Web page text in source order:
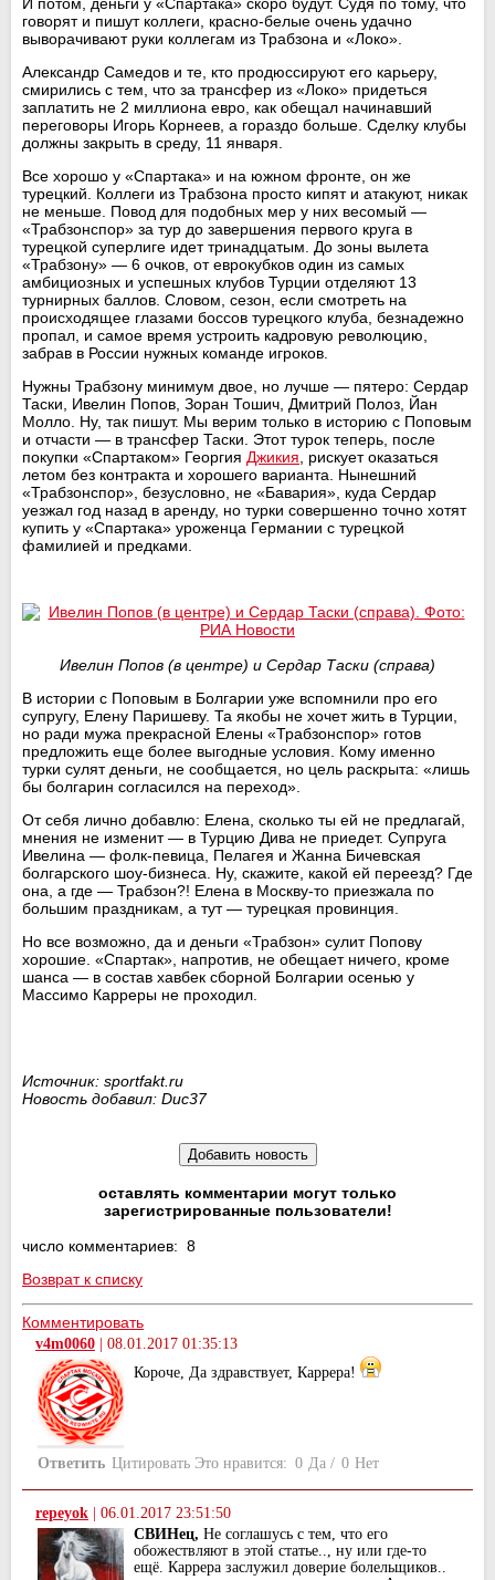
говорят и пишут коллеги, красно-белые очень удачно
выворачивают руки коллегам из Трабзона и «Локо».
Александр Самедов и те, кто продюссируют его карьеру,
смирились с тем, что за трансфер из «Локо» придеться
заплатить не 2 миллиона евро, как обещал начинавший
переговоры Игорь Корнеев, а гораздо больше. Сделку клубы
должны закрыть в среду, 11 января.
Все хорошо у «Спартака» и на южном фронте, он же
турецкий. Коллеги из Трабзона просто кипят и атакуют, никак
не меньше. Повод для подобных мер у них весомый —
«Трабзонспор» за тур до завершения первого круга в
турецкой суперлиге идет тринадцатым. До зоны вылета
«Трабзону» — 6 очков, от еврокубков один из самых
амбициозных и успешных клубов Турции отделяют 13
турнирных баллов. Словом, сезон, если смотреть на
происходящее глазами боссов турецкого клуба, безнадежно
пропал, и самое время устроить кадровую революцию,
забрав в России нужных команде игроков.
Нужны Трабзону минимум двое, но лучше — пятеро: Сердар
Таски, Ивелин Попов, Зоран Тошич, Дмитрий Полоз, Йан
Молло. Ну, так пишут. Мы верим только в историю с Поповым
и отчасти — в трансфер Таски. Этот турок теперь, после
покупки «Спартаком» Георгия Джикия , рискует оказаться
летом без контракта и хорошего варианта. Нынешний
«Трабзонспор», безусловно, не «Бавария», куда Сердар
уезжал год назад в аренду, но турки совершенно точно хотят
купить у «Спартака» уроженца Германии с турецкой
фамилией и предками.
Ивелин Попов (в центре) и Сердар Таски (справа)
В истории с Поповым в Болгарии уже вспомнили про его
супругу, Елену Паришеву. Та якобы не хочет жить в Турции,
но ради мужа прекрасной Елены «Трабзонспор» готов
предложить еще более выгодные условия. Кому именно
турки сулят деньги, не сообщается, но цель раскрыта: «лишь
бы болгарин согласился на переход».
От себя лично добавлю: Елена, сколько ты ей не предлагай,
мнения не изменит — в Турцию Дива не приедет. Супруга
Ивелина — фолк-певица, Пелагея и Жанна Бичевская
болгарского шоу-бизнеса. Ну, скажите, какой ей переезд? Где
она, а где — Трабзон?! Елена в Москву-то приезжала по
большим праздникам, а тут — турецкая провинция.
Но все возможно, да и деньги «Трабзон» сулит Попову
хорошие. «Спартак», напротив, не обещает ничего, кроме
шанса — в состав хавбек сборной Болгарии осенью у
Массимо Карреры не проходил.
Источник: sportfakt.ru
Новость добавил: Duc37
оставлять комментарии могут только
зарегистрированные пользователи!
число комментариев: 8
Возврат к списку
Комментировать
v4m0060 | 08.01.2017 01:35:13
Короче, Да здравствует, Каррера!
Ответить Цитировать Это нравится: 0 Да / 0 Нет
repeyok
06.01.2017 23:51:50
СВИНец, Не соглашусь с тем, что его
обожествляют в этой статье.., ну или где-то
ещё. Каррера заслужил доверие болельщиков..